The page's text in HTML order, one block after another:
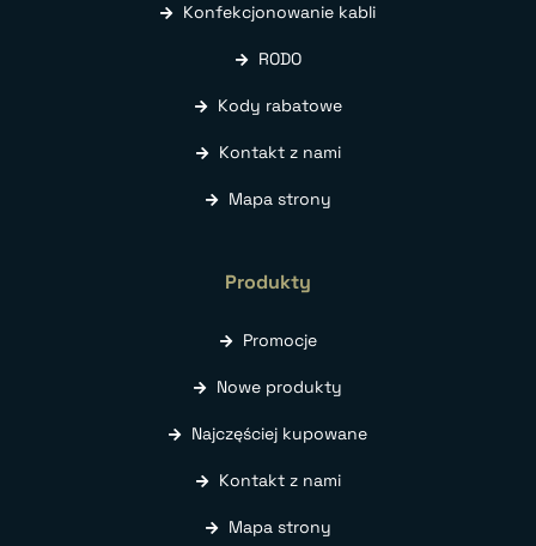
Konfekcjonowanie kabli
RODO
Kody rabatowe
Kontakt z nami
Mapa strony
Produkty
Promocje
Nowe produkty
Najczęściej kupowane
Kontakt z nami
Mapa strony